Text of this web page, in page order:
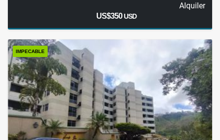
Alquiler
US$350USD
IMPECABLE